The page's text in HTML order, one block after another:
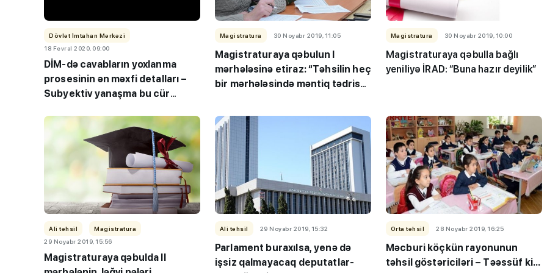
Dövlət İmtahan Mərkəzi
18 Fevral 2020, 09:00
DİM-də cavabların yoxlanma
prosesinin ən məxfi detalları –
Subyektiv yanaşma bu cür
Magistratura 30 Noyabr 2019, 11:05
Magistraturaya qəbulun I
mərhələsinə etiraz: “Təhsilin heç
bir mərhələsində məntiq tədris
Magistratura 30 Noyabr 2019, 10:00
Magistraturaya qəbulla bağlı
yeniliyə İRAD: “Buna hazır deyilik”
Ali təhsil
Magistratura
29 Noyabr 2019, 15:56
Magistraturaya qəbulda II
Ali təhsil 29 Noyabr 2019, 15:32
Parlament buraxılsa, yenə də
işsiz qalmayacaq deputatlar-
Orta təhsil 28 Noyabr 2019, 16:25
Məcburi köçkün rayonunun
təhsil göstəriciləri – Təəssüf ki...
“Həftənin təhsil icmalı”- MİQ,
lisey seçimi, bağçalar və qəbul
"Həftənin təhsil icmalı": Qəbul
marafonu başa çatdı,